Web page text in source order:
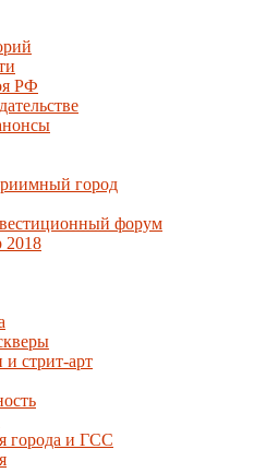
РФ
город
форум
2018
стрит-арт
города и ГСС